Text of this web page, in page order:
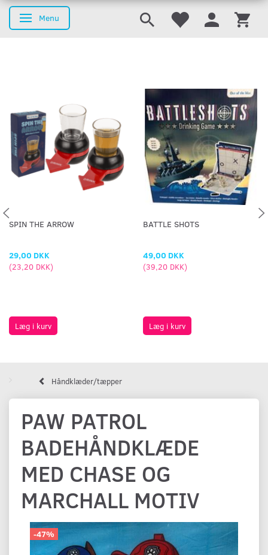
Skifte navigation
Menu
SPIN THE ARROW
29,00 DKK
(23,20 DKK)
Læg i kurv
BATTLE SHOTS
49,00 DKK
(39,20 DKK)
Læg i kurv
Håndklæder/tæpper
PAW PATROL
BADEHÅNDKLÆDE
MED CHASE OG
MARCHALL MOTIV
-47%